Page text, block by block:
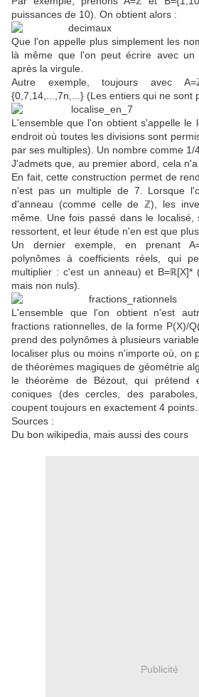
puissances de 10). On obtient alors :
Que l'on appelle plus simplement les
là même que l'on peut écrire avec un
après la virgule.
Autre exemple, toujours avec
{0,7,14,...,7n,...} (Les entiers qui ne sont
L'ensemble que l'on obtient s'appelle le
endroit où toutes les divisions sont
par ses multiples). Un nombre comme 1/
J'admets que, au premier abord, cela n'a
En fait, cette construction permet de
n'est pas un multiple de 7. Lorsque
d'anneau (comme celle de ℤ), les
même. Une fois passé dans le localisé,
ressortent, et leur étude n'en est que
Un dernier exemple, en prenant
polynômes à coefficients réels, qui
multiplier : c'est un anneau) et B=ℝ[X]*
mais non nuls).
L'ensemble que l'on obtient n'est
fractions rationnelles, de la forme P(X)/
prend des polynômes à plusieurs
localiser plus ou moins n'importe où, on
de théorèmes magiques de géométrie
le théorème de Bézout, qui prétend
coniques (des cercles, des
coupent toujours en exactement 4 points...
Sources :
Du bon wikipedia, mais aussi des cours
Publicité